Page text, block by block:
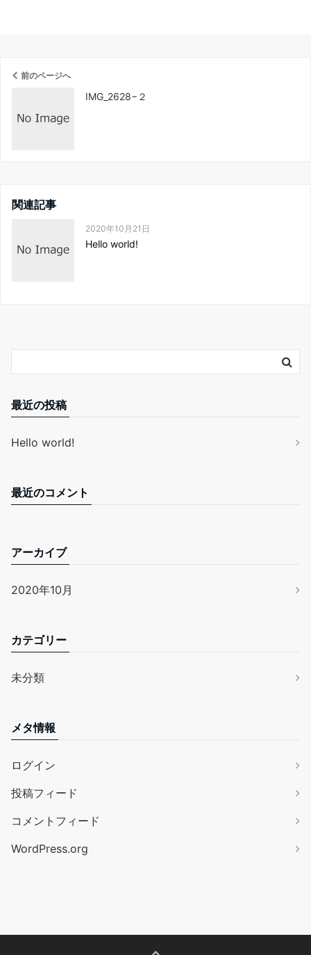
前のページへ
IMG_2628−２
関連記事
2020年10月21日
Hello world!
最近の投稿
Hello world!
最近のコメント
アーカイブ
2020年10月
カテゴリー
未分類
メタ情報
ログイン
投稿フィード
コメントフィード
WordPress.org